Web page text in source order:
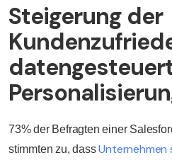
Steigerung der
73% der Befragten einer
stimmten zu, dassUnternehmen